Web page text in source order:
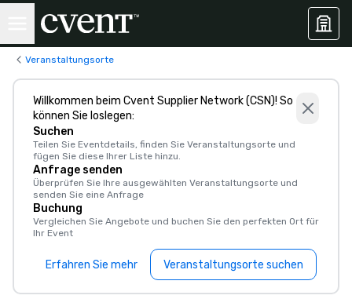
Veranstaltungsorte
Willkommen beim Cvent Supplier Network (CSN)! So
können Sie loslegen:
Suchen
Teilen Sie Eventdetails, finden Sie Veranstaltungsorte und
fügen Sie diese Ihrer Liste hinzu.
Anfrage senden
Überprüfen Sie Ihre ausgewählten Veranstaltungsorte und
senden Sie eine Anfrage
Buchung
Vergleichen Sie Angebote und buchen Sie den perfekten Ort für
Ihr Event
Erfahren Sie mehr Veranstaltungsorte suchen